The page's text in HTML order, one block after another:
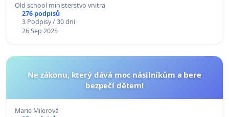
Old school ministerstvo vnitra
276 podpisů
3 Podpisy / 30 dní
26 Sep 2025
Ne zákonu, který dává moc násilníkům a bere
bezpečí dětem!
Marie Milerová